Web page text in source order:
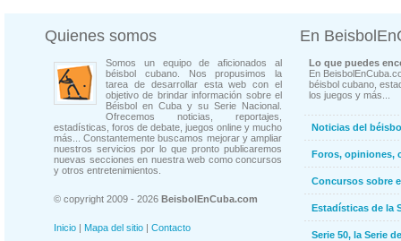
Quienes somos
Somos un equipo de aficionados al
béisbol cubano. Nos propusimos la
tarea de desarrollar esta web con el
objetivo de brindar información sobre el
Béisbol en Cuba y su Serie Nacional.
Ofrecemos noticias, reportajes,
estadísticas, foros de debate, juegos online y mucho
más... Constantemente buscamos mejorar y ampliar
nuestros servicios por lo que pronto publicaremos
nuevas secciones en nuestra web como concursos
y otros entretenimientos.
© copyright 2009 - 2026 BeisbolEnCuba.com
Inicio | Mapa del sitio | Contacto
En
Lo que puedes
En
béisbol cubano,
los juegos y más...
Noticias del
Foros, opiniones,
Concursos sobre
Estadísticas de la
Serie 50, la Serie